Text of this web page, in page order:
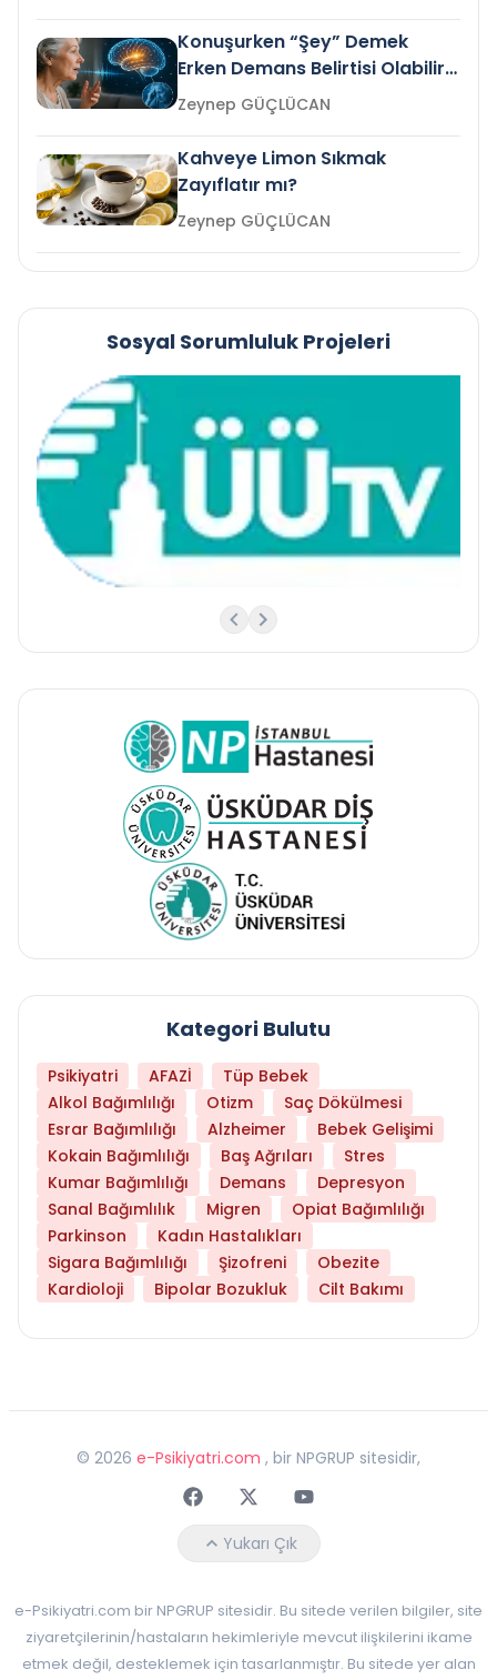
Konuşurken “Şey” Demek
Erken Demans Belirtisi Olabilir
mi?
Zeynep GÜÇLÜCAN
Kahveye Limon Sıkmak
Zayıflatır mı?
Zeynep GÜÇLÜCAN
Sosyal Sorumluluk Projeleri
Kategori Bulutu
Psikiyatri AFAZİ
Tüp Bebek
Alkol Bağımlılığı
Otizm
Saç Dökülmesi
Esrar Bağımlılığı
Alzheimer
Bebek Gelişimi
Kokain Bağımlılığı
Baş Ağrıları
Stres
Kumar Bağımlılığı
Demans
Depresyon
Sanal Bağımlılık
Migren
Opiat Bağımlılığı
Parkinson
Kadın Hastalıkları
Sigara Bağımlılığı
Şizofreni
Obezite
Kardioloji
Bipolar Bozukluk Cilt Bakımı
© 2026 e-Psikiyatri.com , bir NPGRUP sitesidir,
FaceebokTwitterYoutube
Yukarı Çık
e-Psikiyatri.com bir NPGRUP sitesidir. Bu sitede verilen bilgiler, site
ziyaretçilerinin/hastaların hekimleriyle mevcut ilişkilerini ikame
etmek değil, desteklemek için tasarlanmıştır. Bu sitede yer alan